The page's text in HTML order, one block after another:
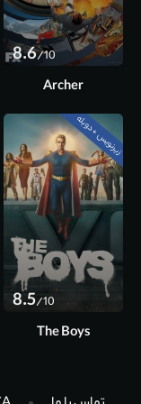
8.6/10
Archer
زیرنویس + دوبله
8.5/10
The Boys